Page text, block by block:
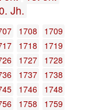
Jh.
1708
1709
1718
1719
1727
1728
1737
1738
1746
1748
1758
1759